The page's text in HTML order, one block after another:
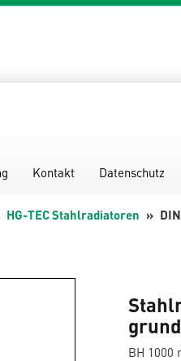
Kontakt Datenschutz
HG-TEC Stahlradiatoren
BH 1000